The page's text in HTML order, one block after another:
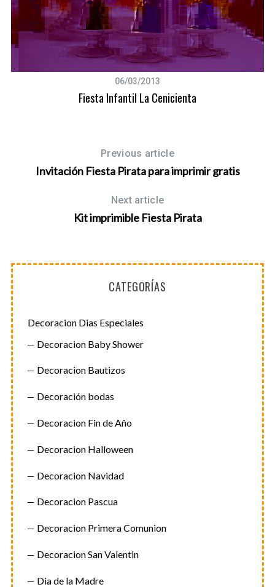
06/03/2013
Fiesta Infantil La Cenicienta
Previous article
Invitación Fiesta Pirata para imprimir gratis
Next article
Kit imprimible Fiesta Pirata
CATEGORÍAS
Decoracion Dias Especiales
Decoracion Baby Shower
Decoracion Bautizos
Decoración bodas
Decoracion Fin de Año
Decoracion Halloween
Decoracion Navidad
Decoracion Pascua
Decoracion Primera Comunion
Decoracion San Valentin
Dia de la Madre
f